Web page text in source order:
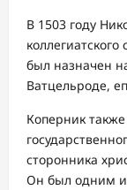
В 1503 году
был назначен
Ватцельроде,
Коперник
сторонника
Он был одним